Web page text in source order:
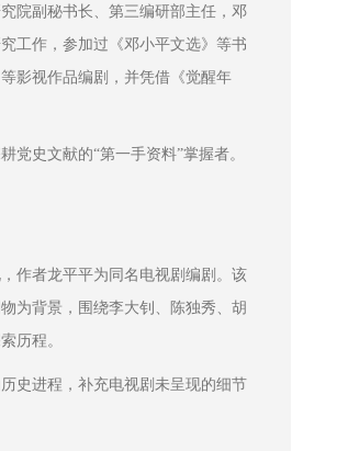
院副秘书长、第三编研部主任，邓
工作，参加过《邓小平文选》等书
影视作品编剧，并凭借《觉醒年
党史文献的“第一手资料”掌握者。
作者龙平平为同名电视剧编剧。该
为背景，围绕李大钊、陈独秀、胡
历程。
史进程，补充电视剧未呈现的细节